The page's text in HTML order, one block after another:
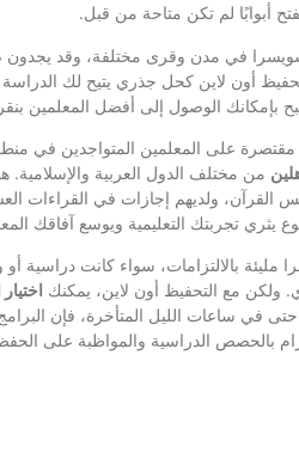
أبوابًا لم تكن متاحة من قبل.
في مدن وقرى مختلفة، وقد يجدون
أون لاين كحل جذري يتيح لك
بإمكانك الوصول إلى أفضل المعلمين
مقتصرة على المعلمين المتواجدين في
من مختلف الدول العربية والإسلامية.
القرآن، ولديهم إجازات في
يثري تجربتك التعليمية ويوسع آفاقك
مليئة بالالتزامات، سواء كانت دراسية
ولكن مع التحفيظ أون لاين، يمكنك
في ساعات الليل المتأخرة، فإن
بالحصص الدراسية والمواظبة على